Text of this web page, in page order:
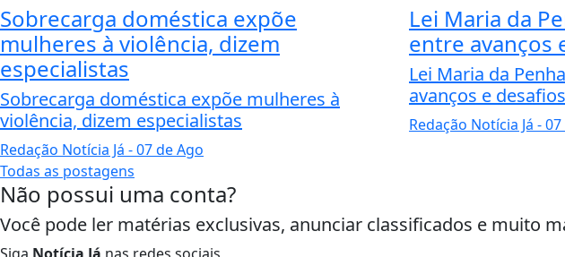
Sobrecarga doméstica expõe
mulheres à violência, dizem
especialistas
Sobrecarga doméstica expõe mulheres à
violência, dizem especialistas
Redação Notícia Já - 07 de Ago
Lei Maria da
entre avanços
Lei Maria da
avanços e desafios
Redação Notícia Já -
Todas as postagens
Não possui uma conta?
Você pode ler matérias exclusivas, anunciar classificados e muito
Termos de Uso e Privacidade
Esse site utiliza cookies para melhorar sua experiência de
concorda com nossos Termos de Uso e Privacidade.